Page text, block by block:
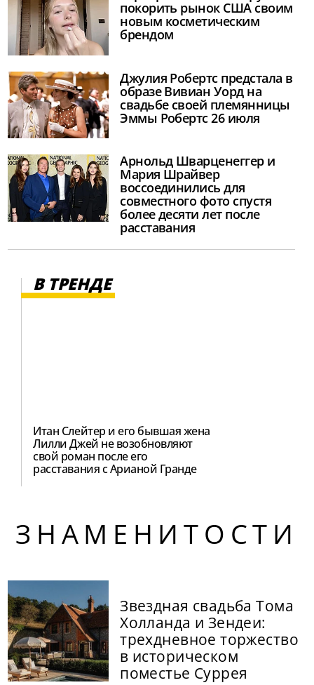
покорить рынок США своим
новым косметическим
брендом
Джулия Робертс предстала в
образе Вивиан Уорд на
свадьбе своей племянницы
Эммы Робертс 26 июля
Арнольд Шварценеггер и
Мария Шрайвер
воссоединились для
совместного фото спустя
более десяти лет после
расставания
В ТРЕНДЕ
Итан Слейтер и его бывшая жена
Лилли Джей не возобновляют
свой роман после его
расставания с Арианой Гранде
ЗНАМЕНИТОСТИ
Звездная свадьба Тома
Холланда и Зендеи:
трехдневное торжество
в историческом
поместье Суррея